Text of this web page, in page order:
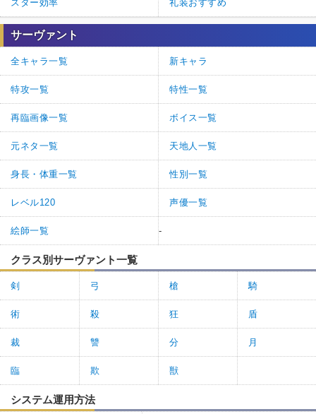
スター効率 礼装おすすめ
サーヴァント
全キャラ一覧 新キャラ
特攻一覧 特性一覧
再臨画像一覧 ボイス一覧
元ネタ一覧 天地人一覧
身長・体重一覧 性別一覧
レベル120 声優一覧
絵師一覧 -
クラス別サーヴァント一覧
剣 弓 槍 騎
術 殺 狂 盾
裁 讐 分 月
臨 欺 獣
システム運用方法